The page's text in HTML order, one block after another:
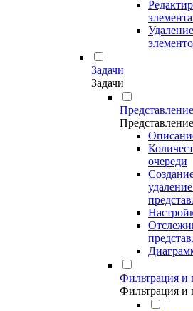
Задачи
Задачи
очереди
Фильтрация и
Фильтрация и